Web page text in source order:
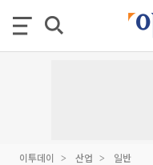
이투데이 산업 일반